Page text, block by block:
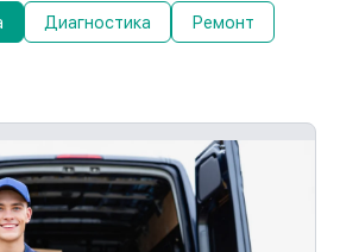
Диагностика Ремонт